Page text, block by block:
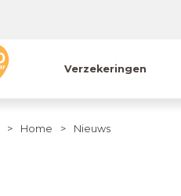
Verzekeringen
Home Nieuws